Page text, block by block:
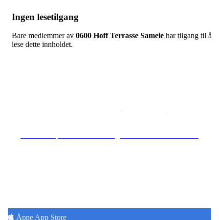
Ingen lesetilgang
Bare medlemmer av 0600 Hoff Terrasse Sameie har tilgang til å
lese dette innholdet.
Åpne App Store